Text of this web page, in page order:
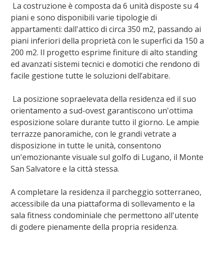
La costruzione è composta da 6 unità disposte su 4
piani e sono disponibili varie tipologie di
appartamenti: dall'attico di circa 350 m2, passando ai
piani inferiori della proprietà con le superfici da 150 a
200 m2. Il progetto esprime finiture di alto standing
ed avanzati sistemi tecnici e domotici che rendono di
facile gestione tutte le soluzioni dell’abitare.
La posizione sopraelevata della residenza ed il suo
orientamento a sud-ovest garantiscono un'ottima
esposizione solare durante tutto il giorno. Le ampie
terrazze panoramiche, con le grandi vetrate a
disposizione in tutte le unità, consentono
un'emozionante visuale sul golfo di Lugano, il Monte
San Salvatore e la città stessa.
A completare la residenza il parcheggio sotterraneo,
accessibile da una piattaforma di sollevamento e la
sala fitness condominiale che permettono all'utente
di godere pienamente della propria residenza.